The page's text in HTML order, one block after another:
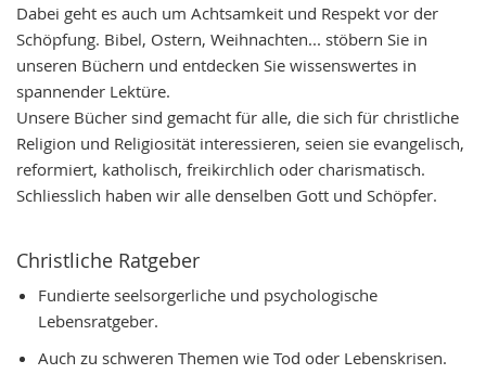
Dabei geht es auch um Achtsamkeit und Respekt vor der
Schöpfung. Bibel, Ostern, Weihnachten... stöbern Sie in
unseren Büchern und entdecken Sie wissenswertes in
spannender Lektüre.
Unsere Bücher sind gemacht für alle, die sich für christliche
Religion und Religiosität interessieren, seien sie evangelisch,
reformiert, katholisch, freikirchlich oder charismatisch.
Schliesslich haben wir alle denselben Gott und Schöpfer.
Christliche Ratgeber
Fundierte seelsorgerliche und psychologische
Lebensratgeber.
Auch zu schweren Themen wie Tod oder Lebenskrisen.